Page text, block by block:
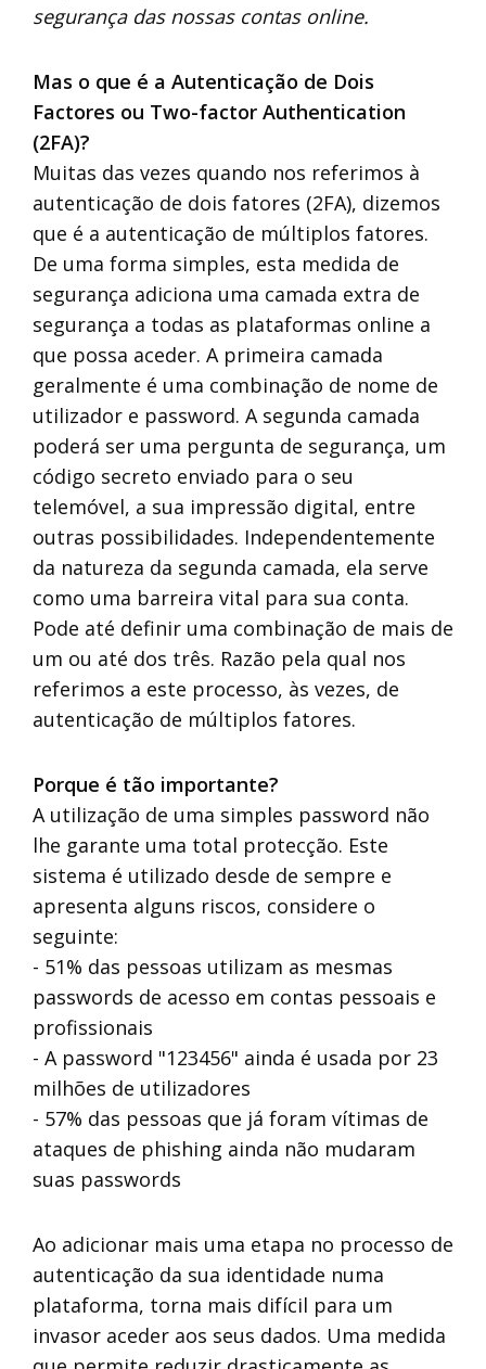
segurança das nossas contas online.
Mas o que é a Autenticação de Dois
Factores ou Two-factor Authentication
(2FA)?
Muitas das vezes quando nos referimos à
autenticação de dois fatores (2FA), dizemos
que é a autenticação de múltiplos fatores.
De uma forma simples, esta medida de
segurança adiciona uma camada extra de
segurança a todas as plataformas online a
que possa aceder. A primeira camada
geralmente é uma combinação de nome de
utilizador e password. A segunda camada
poderá ser uma pergunta de segurança, um
código secreto enviado para o seu
telemóvel, a sua impressão digital, entre
outras possibilidades. Independentemente
da natureza da segunda camada, ela serve
como uma barreira vital para sua conta.
Pode até definir uma combinação de mais de
um ou até dos três. Razão pela qual nos
referimos a este processo, às vezes, de
autenticação de múltiplos fatores.
Porque é tão importante?
A utilização de uma simples password não
lhe garante uma total protecção. Este
sistema é utilizado desde de sempre e
apresenta alguns riscos, considere o
seguinte:
- 51% das pessoas utilizam as mesmas
passwords de acesso em contas pessoais e
profissionais
- A password "123456" ainda é usada por 23
milhões de utilizadores
- 57% das pessoas que já foram vítimas de
ataques de phishing ainda não mudaram
suas passwords
Ao adicionar mais uma etapa no processo de
autenticação da sua identidade numa
plataforma, torna mais difícil para um
invasor aceder aos seus dados. Uma medida